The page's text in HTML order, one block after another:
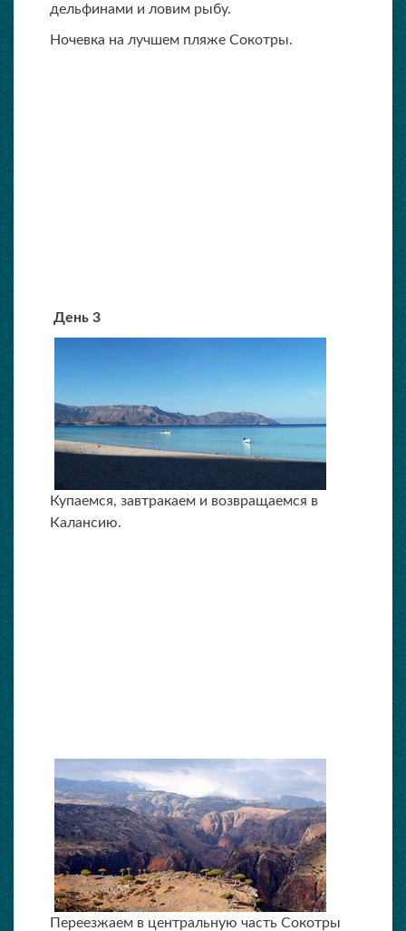
дельфинами и ловим рыбу.
Ночевка на лучшем пляже Сокотры.
День 3
Купаемся, завтракаем и возвращаемся в
Калансию.
Переезжаем в центральную часть Сокотры